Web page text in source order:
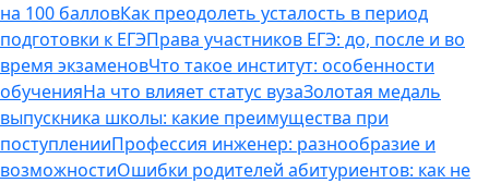
на 100 балловКак преодолеть усталость в период
подготовки к ЕГЭПрава участников ЕГЭ: до, после и во
время экзаменовЧто такое институт: особенности
обученияНа что влияет статус вузаЗолотая медаль
выпускника школы: какие преимущества при
поступленииПрофессия инженер: разнообразие и
возможностиОшибки родителей абитуриентов: как не